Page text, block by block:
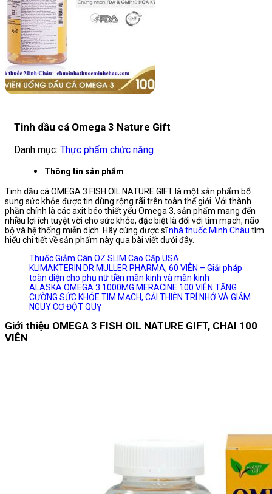
Tinh dầu cá Omega 3 Nature Gift
Danh mục: Thực phẩm chức năng
Thông tin sản phẩm
Tinh dầu cá OMEGA 3 FISH OIL NATURE GIFT là một sản phẩm bổ
sung sức khỏe được tin dùng rộng rãi trên toàn thế giới. Với thành
phần chính là các axit béo thiết yếu Omega 3, sản phẩm mang đến
nhiều lợi ích tuyệt vời cho sức khỏe, đặc biệt là đối với tim mạch, não
bộ và hệ thống miễn dịch. Hãy cùng dược sĩnhà thuốc Minh Châu tìm
hiểu chi tiết về sản phẩm này qua bài viết dưới đây.
Thuốc Giảm Cân OZ SLIM Cao Cấp USA
KLIMAKTERIN DR MULLER PHARMA, 60 VIÊN – Giải pháp
toàn diện cho phụ nữ tiền mãn kinh và mãn kinh
ALASKA OMEGA 3 1000MG MERACINE 100 VIÊN TĂNG
CƯỜNG SỨC KHỎE TIM MẠCH, CẢI THIỆN TRÍ NHỚ VÀ GIẢM
NGUY CƠ ĐỘT QUỴ
Giới thiệu OMEGA 3 FISH OIL NATURE GIFT, CHAI 100
VIÊN